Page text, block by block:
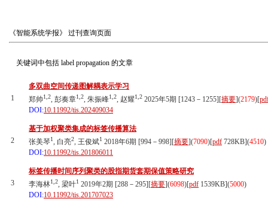
《智能系统学报》 过刊查询页面
关键词中包括 label propagation 的文章
1
多双曲空间传递图解耦表示学习
郑帅1,2, 彭奏章1,2, 朱振峰1,2, 赵耀1,2 2025年5期 [1243－1255][摘要](2179)[
DOI:10.11992/tis.202409034
2
基于加权聚类集成的标签传播算法
张美琴1, 白亮2, 王俊斌1 2018年6期 [994－998][摘要](7090)[pdf 728KB](4510)
DOI:10.11992/tis.201806011
3
标签传播时间序列聚类的股指期货套期保值策略研究
李海林1,2, 梁叶1 2019年2期 [288－295][摘要](6098)[pdf 1539KB](5000)
DOI:10.11992/tis.201707023